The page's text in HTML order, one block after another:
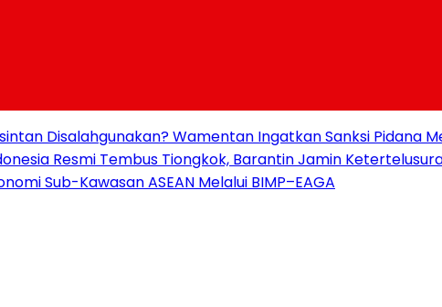
Disalahgunakan? Wamentan Ingatkan Sanksi Pidana
Resmi Tembus Tiongkok, Barantin Jamin
Sub-Kawasan ASEAN Melalui BIMP–EAGA